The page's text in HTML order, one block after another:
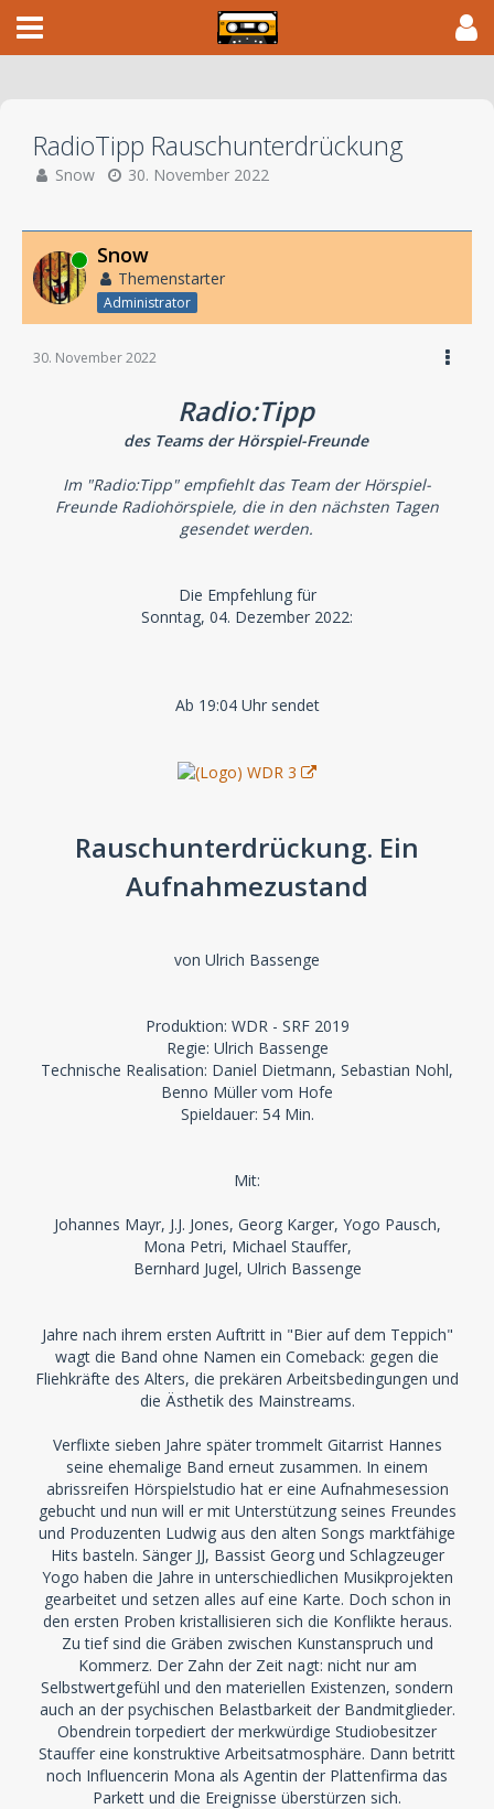
RadioTipp Rauschunterdrückung
Snow 30. November 2022
Online Snow
Themenstarter
Administrator
30. November 2022
Radio:Tipp
des Teams der Hörspiel-Freunde
Im "Radio:Tipp" empfiehlt das Team der Hörspiel-
Freunde Radiohörspiele, die in den nächsten Tagen
gesendet werden.
Die Empfehlung für
Sonntag, 04. Dezember 2022:
Ab 19:04 Uhr sendet
Rauschunterdrückung. Ein
Aufnahmezustand
von Ulrich Bassenge
Produktion: WDR - SRF 2019
Regie: Ulrich Bassenge
Technische Realisation: Daniel Dietmann, Sebastian Nohl,
Benno Müller vom Hofe
Spieldauer: 54 Min.
Mit:
Johannes Mayr, J.J. Jones, Georg Karger, Yogo Pausch,
Mona Petri, Michael Stauffer,
Bernhard Jugel, Ulrich Bassenge
Jahre nach ihrem ersten Auftritt in "Bier auf dem Teppich"
wagt die Band ohne Namen ein Comeback: gegen die
Fliehkräfte des Alters, die prekären Arbeitsbedingungen und
die Ästhetik des Mainstreams.
Verflixte sieben Jahre später trommelt Gitarrist Hannes
seine ehemalige Band erneut zusammen. In einem
abrissreifen Hörspielstudio hat er eine Aufnahmesession
gebucht und nun will er mit Unterstützung seines Freundes
und Produzenten Ludwig aus den alten Songs marktfähige
Hits basteln. Sänger JJ, Bassist Georg und Schlagzeuger
Yogo haben die Jahre in unterschiedlichen Musikprojekten
gearbeitet und setzen alles auf eine Karte. Doch schon in
den ersten Proben kristallisieren sich die Konflikte heraus.
Zu tief sind die Gräben zwischen Kunstanspruch und
Kommerz. Der Zahn der Zeit nagt: nicht nur am
Selbstwertgefühl und den materiellen Existenzen, sondern
auch an der psychischen Belastbarkeit der Bandmitglieder.
Obendrein torpediert der merkwürdige Studiobesitzer
Stauffer eine konstruktive Arbeitsatmosphäre. Dann betritt
noch Influencerin Mona als Agentin der Plattenfirma das
Parkett und die Ereignisse überstürzen sich.